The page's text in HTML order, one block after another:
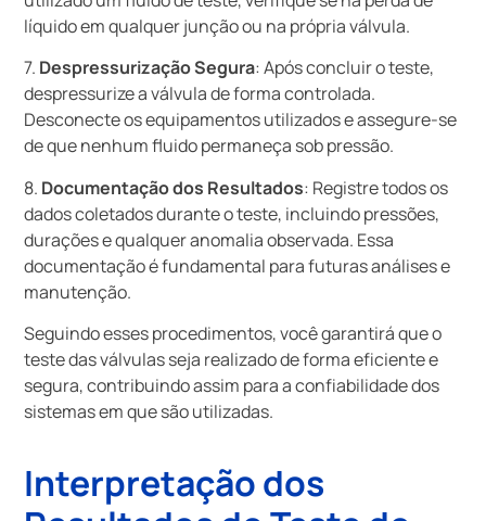
líquido em qualquer junção ou na própria válvula.
7. Despressurização Segura: Após concluir o teste,
despressurize a válvula de forma controlada.
Desconecte os equipamentos utilizados e assegure-se
de que nenhum fluido permaneça sob pressão.
8. Documentação dos Resultados: Registre todos os
dados coletados durante o teste, incluindo pressões,
durações e qualquer anomalia observada. Essa
documentação é fundamental para futuras análises e
manutenção.
Seguindo esses procedimentos, você garantirá que o
teste das válvulas seja realizado de forma eficiente e
segura, contribuindo assim para a confiabilidade dos
sistemas em que são utilizadas.
Interpretação dos